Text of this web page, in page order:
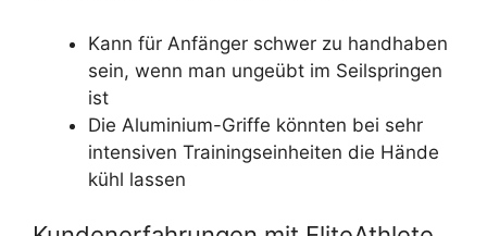
Kann für Anfänger schwer zu handhaben
sein, wenn man ungeübt im Seilspringen
ist
Die Aluminium-Griffe könnten bei sehr
intensiven Trainingseinheiten die Hände
kühl lassen